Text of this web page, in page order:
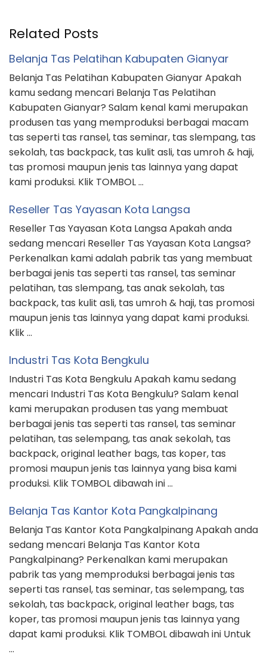
Related Posts
Belanja Tas Pelatihan Kabupaten Gianyar
Belanja Tas Pelatihan Kabupaten Gianyar Apakah
kamu sedang mencari Belanja Tas Pelatihan
Kabupaten Gianyar? Salam kenal kami merupakan
produsen tas yang memproduksi berbagai macam
tas seperti tas ransel, tas seminar, tas slempang, tas
sekolah, tas backpack, tas kulit asli, tas umroh & haji,
tas promosi maupun jenis tas lainnya yang dapat
kami produksi. Klik TOMBOL …
Reseller Tas Yayasan Kota Langsa
Reseller Tas Yayasan Kota Langsa Apakah anda
sedang mencari Reseller Tas Yayasan Kota Langsa?
Perkenalkan kami adalah pabrik tas yang membuat
berbagai jenis tas seperti tas ransel, tas seminar
pelatihan, tas slempang, tas anak sekolah, tas
backpack, tas kulit asli, tas umroh & haji, tas promosi
maupun jenis tas lainnya yang dapat kami produksi.
Klik …
Industri Tas Kota Bengkulu
Industri Tas Kota Bengkulu Apakah kamu sedang
mencari Industri Tas Kota Bengkulu? Salam kenal
kami merupakan produsen tas yang membuat
berbagai jenis tas seperti tas ransel, tas seminar
pelatihan, tas selempang, tas anak sekolah, tas
backpack, original leather bags, tas koper, tas
promosi maupun jenis tas lainnya yang bisa kami
produksi. Klik TOMBOL dibawah ini …
Belanja Tas Kantor Kota Pangkalpinang
Belanja Tas Kantor Kota Pangkalpinang Apakah anda
sedang mencari Belanja Tas Kantor Kota
Pangkalpinang? Perkenalkan kami merupakan
pabrik tas yang memproduksi berbagai jenis tas
seperti tas ransel, tas seminar, tas selempang, tas
sekolah, tas backpack, original leather bags, tas
koper, tas promosi maupun jenis tas lainnya yang
dapat kami produksi. Klik TOMBOL dibawah ini Untuk
…